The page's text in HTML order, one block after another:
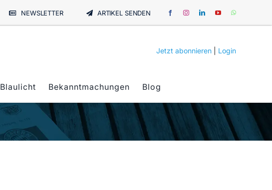
NEWSLETTER ARTIKEL SENDEN
Jetzt abonnieren Login
Blaulicht Bekanntmachungen Blog